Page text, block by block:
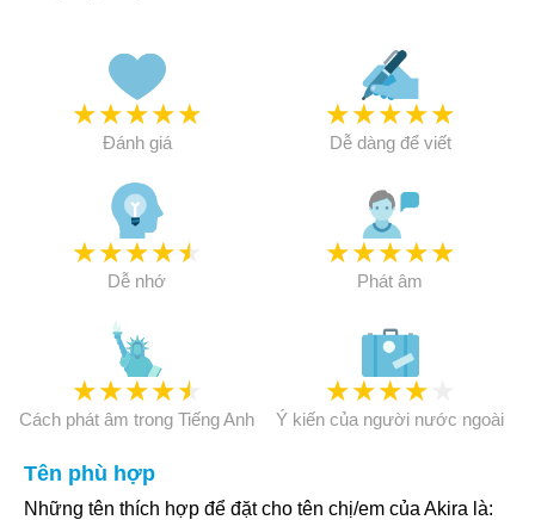
★★★★★
Đánh giá
★★★★★
Dễ dàng để viết
★★★★★
Dễ nhớ
★★★★★
Phát âm
★★★★★
Cách phát âm trong Tiếng Anh
★★★★
Ý kiến của người nước ngoài
Tên phù hợp
Những tên thích hợp để đặt cho tên chị/em của Akira là: